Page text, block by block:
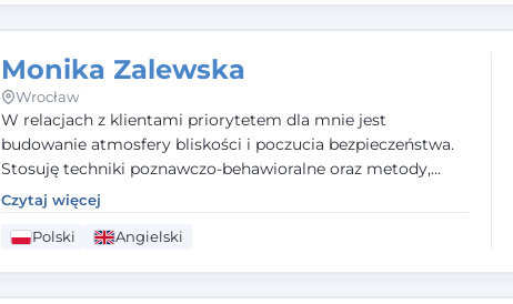
zasobach.
Monika Zalewska
Wrocław
W relacjach z klientami priorytetem dla mnie jest
budowanie atmosfery bliskości i poczucia bezpieczeństwa.
Stosuję techniki poznawczo-behawioralne oraz metody,
które koncentrują się na rozwiązaniach (TSR). Te polegają na
osiąganiu zamierzonych celów (doprowadzeniu do
rozwiązania trudnych sytuacji) poprzez identyfikowanie i
Czytaj więcej
Polski Angielski